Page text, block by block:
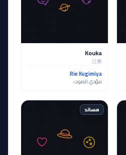
Kouka
江華
Rie Kugimiya
مؤدي الصوت
مساند